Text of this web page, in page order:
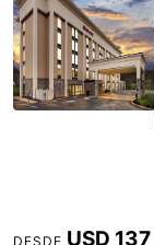
DESDE USD 137